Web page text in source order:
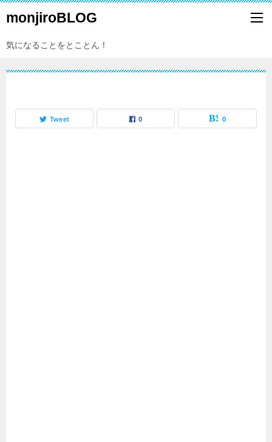
monjiroBLOG
気になることをとことん！
Tweet 0 0